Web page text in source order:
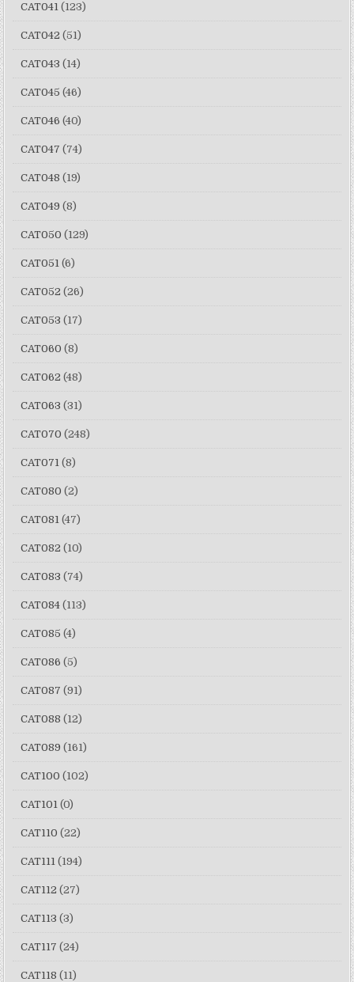
CAT041 (123)
CAT042 (51)
CAT043 (14)
CAT045 (46)
CAT046 (40)
CAT047 (74)
CAT048 (19)
CAT049 (8)
CAT050 (129)
CAT051 (6)
CAT052 (26)
CAT053 (17)
CAT060 (8)
CAT062 (48)
CAT063 (31)
CAT070 (248)
CAT071 (8)
CAT080 (2)
CAT081 (47)
CAT082 (10)
CAT083 (74)
CAT084 (113)
CAT085 (4)
CAT086 (5)
CAT087 (91)
CAT088 (12)
CAT089 (161)
CAT100 (102)
CAT101 (0)
CAT110 (22)
CAT111 (194)
CAT112 (27)
CAT113 (3)
CAT117 (24)
CAT118 (11)